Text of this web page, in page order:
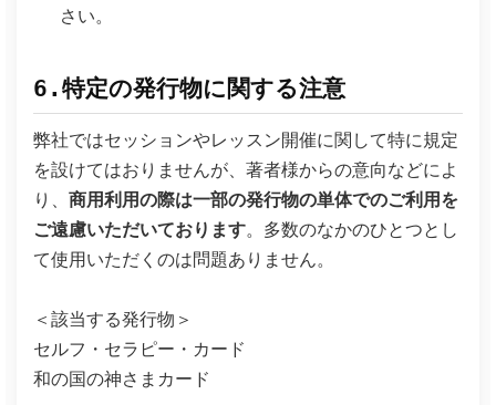
さい。
6.特定の発行物に関する注意
弊社ではセッションやレッスン開催に関して特に規定
を設けてはおりませんが、著者様からの意向などによ
り、 商用利用の際は一部の発行物の単体でのご利用を
ご遠慮いただいております。多数のなかのひとつとし
て使用いただくのは問題ありません。
＜該当する発行物＞
セルフ・セラピー・カード
和の国の神さまカード